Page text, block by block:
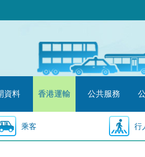
資料 香港運輸 公共服務
乘客 行